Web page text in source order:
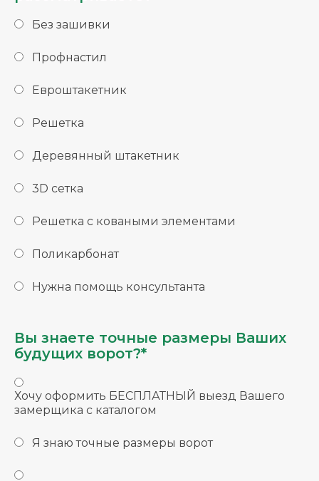
Без зашивки
Профнастил
Евроштакетник
Решетка
Деревянный штакетник
3D сетка
Решетка с коваными элементами
Поликарбонат
Нужна помощь консультанта
Вы знаете точные размеры Ваших
будущих ворот?*
Хочу оформить БЕСПЛАТНЫЙ выезд Вашего
замерщика с каталогом
Я знаю точные размеры ворот